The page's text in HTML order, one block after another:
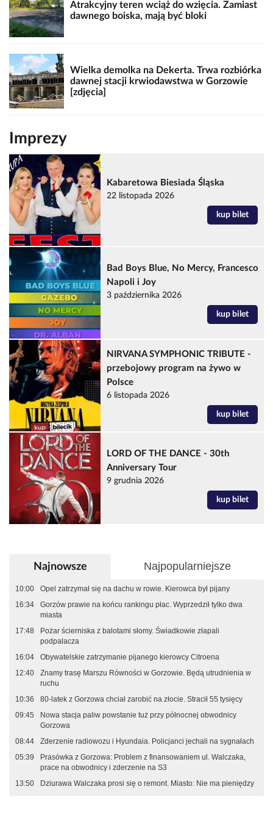
Atrakcyjny teren wciąż do wzięcia. Zamiast
dawnego boiska, mają być bloki
Wielka demolka na Dekerta. Trwa rozbiórka
dawnej stacji krwiodawstwa w Gorzowie
[zdjęcia]
Imprezy
Kabaretowa Biesiada Śląska
22 listopada 2026
kup bilet
Bad Boys Blue, No Mercy, Francesco
Napoli i Joy
3 października 2026
kup bilet
NIRVANA SYMPHONIC TRIBUTE -
przebojowy program na żywo w
Polsce
6 listopada 2026
kup bilet
LORD OF THE DANCE - 30th
Anniversary Tour
9 grudnia 2026
kup bilet
Najnowsze Najpopularniejsze
10:00
Opel zatrzymał się na dachu w rowie. Kierowca był pijany
16:34
Gorzów prawie na końcu rankingu płac. Wyprzedził tylko dwa
miasta
17:48
Pożar ścierniska z balotami słomy. Świadkowie złapali
podpalacza
16:04
Obywatelskie zatrzymanie pijanego kierowcy Citroena
12:40
Znamy trasę Marszu Równości w Gorzowie. Będą utrudnienia w
ruchu
10:36
80-latek z Gorzowa chciał zarobić na złocie. Stracił 55 tysięcy
09:45
Nowa stacja paliw powstanie tuż przy północnej obwodnicy
Gorzowa
08:44
Zderzenie radiowozu i Hyundaia. Policjanci jechali na sygnałach
05:39
Prasówka z Gorzowa: Problem z finansowaniem ul. Walczaka,
prace na obwodnicy i zderzenie na S3
13:50
Dziurawa Walczaka prosi się o remont. Miasto: Nie ma pieniędzy